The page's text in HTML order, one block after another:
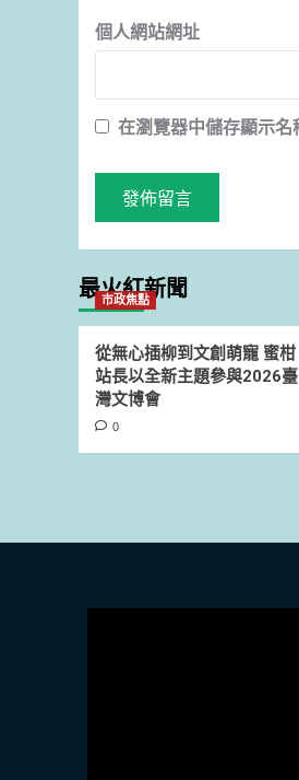
個人網站網址
在瀏覽器中儲存顯示名
最火紅新聞
市政焦點
從無心插柳到文創萌寵 蜜柑
站長以全新主題參與2026臺
灣文博會
0